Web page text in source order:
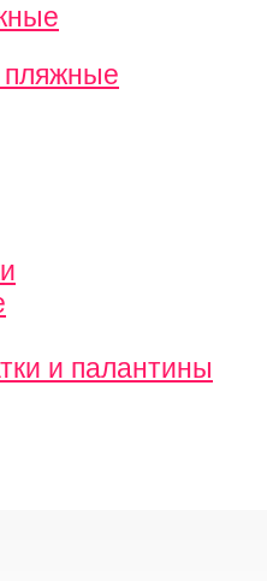
и палантины